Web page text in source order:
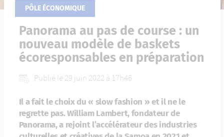
PÔLE ÉCONOMIQUE
Panorama au pas de course : un
nouveau modèle de baskets
écoresponsables en préparation
Publié le 29 juin 2022 à 17h46
Il a fait le choix du « slow fashion » et il ne le
regrette pas. William Lambert, fondateur de
Panorama, a rejoint l’accélérateur des industries